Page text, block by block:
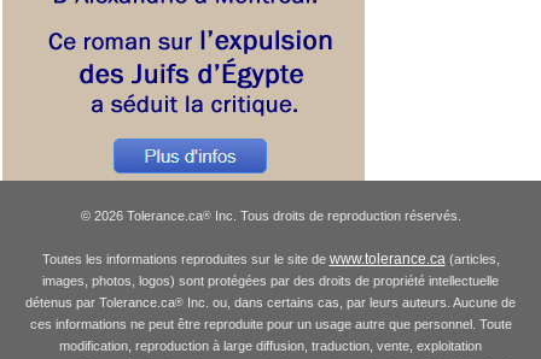
© 2026 Tolerance.ca®Inc. Tous droits de reproduction réservés.
Toutes les informations reproduites sur le site de www.tolerance.ca(articles,
images, photos, logos) sont protégées par des droits de propriété intellectuelle
détenus par Tolerance.ca® Inc. ou, dans certains cas, par leurs auteurs. Aucune de
ces informations ne peut être reproduite pour un usage autre que personnel. Toute
modification, reproduction à large diffusion, traduction, vente, exploitation